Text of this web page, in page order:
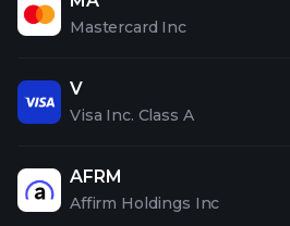
Mastercard Inc
V
Visa Inc. Class A
AFRM
Affirm Holdings Inc